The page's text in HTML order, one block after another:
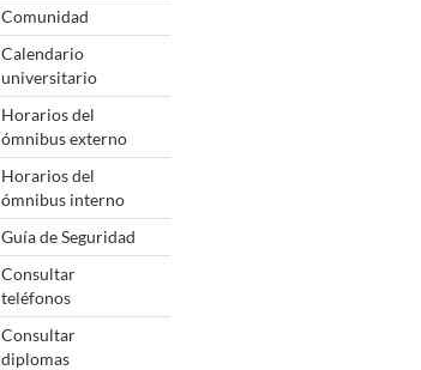
Comunidad
Calendario
universitario
Horarios del
ómnibus externo
Horarios del
ómnibus interno
Guía de Seguridad
Consultar
teléfonos
Consultar
diplomas